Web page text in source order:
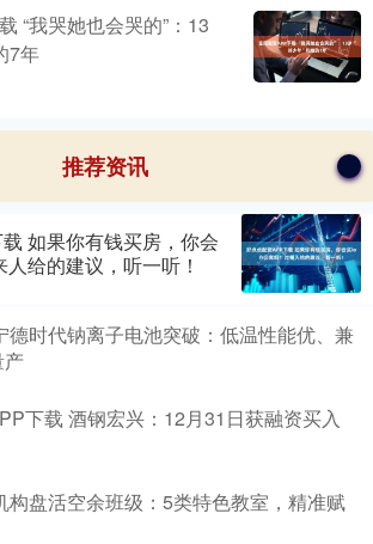
“我哭她也会哭的”：13
7年
推荐资讯
如果你有钱买房，你会
给的建议，听一听！
德时代钠离子电池突破：低温性能优、兼
产
下载 酒钢宏兴：12月31日获融资买入
构盘活空余班级：5类特色教室，精准赋